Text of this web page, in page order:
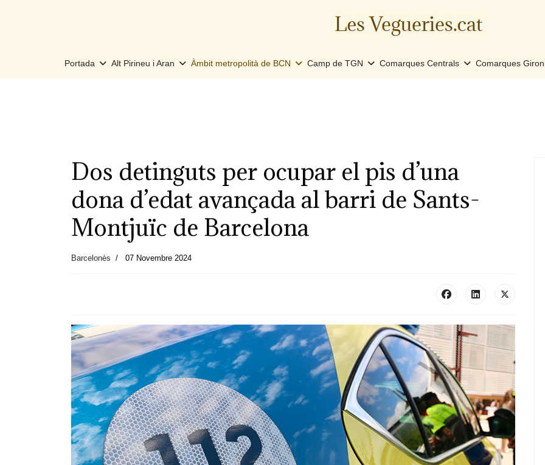
Portada Alt Pirineu i Aran Àmbit metropolità de BCN Camp de TGN Comarques Centrals Comarques
Dos detinguts per ocupar el pis d’una
dona d’edat avançada al barri de Sants-
Montjuïc de Barcelona
Barcelonès 07 Novembre 2024